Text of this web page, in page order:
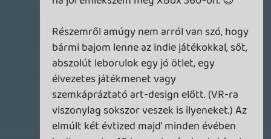
zavarosban halászni. 🙂
Dude 2024.12.24 08:27:38 #1zshd
A The Gunk-ot behúztam. Köszi!
2024.12.24 08:16:17 #1zshc
Köszönjük szépen! Boldog Karácsonyt
Neked is!